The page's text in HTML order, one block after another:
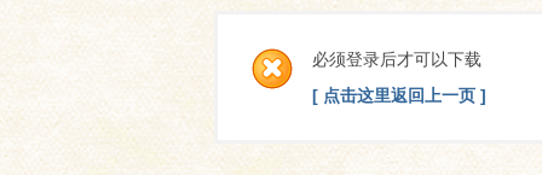
必须登录后才可以下载
[ 点击这里返回上一页 ]